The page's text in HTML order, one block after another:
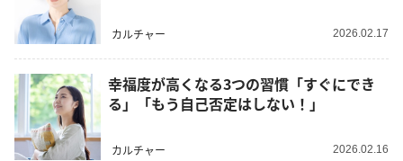
カルチャー 2026.02.17
幸福度が高くなる3つの習慣「すぐにでき
る」「もう自己否定はしない！」
カルチャー 2026.02.16